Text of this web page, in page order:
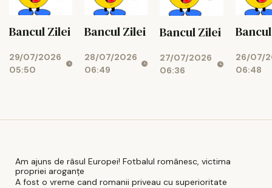
Bancul Zilei
29/07/2026
05:50
Bancul Zilei
28/07/2026
06:49
Bancul Zilei
27/07/2026
06:36
26/07/
06:48
Am ajuns de râsul Europei! Fotbalul românesc, victima
propriei aroganțe
A fost o vreme cand romanii priveau cu superioritate